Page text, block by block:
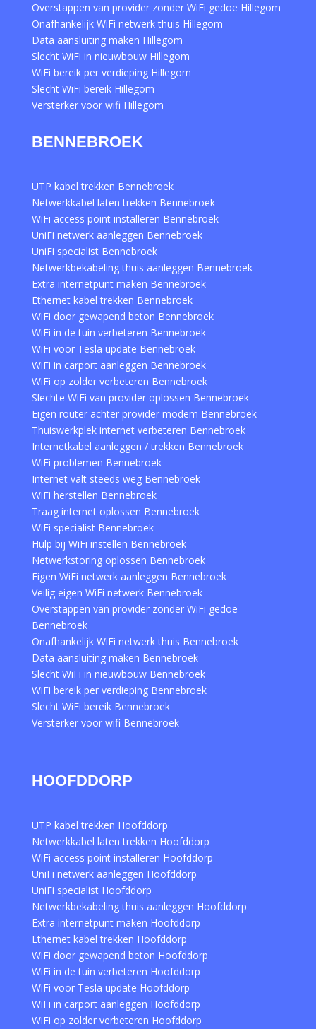
Overstappen van provider zonder WiFi gedoe Hillegom
Onafhankelijk WiFi netwerk thuis Hillegom
Data aansluiting maken Hillegom
Slecht WiFi in nieuwbouw Hillegom
WiFi bereik per verdieping Hillegom
Slecht WiFi bereik Hillegom
Versterker voor wifi Hillegom
BENNEBROEK
UTP kabel trekken Bennebroek
Netwerkkabel laten trekken Bennebroek
WiFi access point installeren Bennebroek
UniFi netwerk aanleggen Bennebroek
UniFi specialist Bennebroek
Netwerkbekabeling thuis aanleggen Bennebroek
Extra internetpunt maken Bennebroek
Ethernet kabel trekken Bennebroek
WiFi door gewapend beton Bennebroek
WiFi in de tuin verbeteren Bennebroek
WiFi voor Tesla update Bennebroek
WiFi in carport aanleggen Bennebroek
WiFi op zolder verbeteren Bennebroek
Slechte WiFi van provider oplossen Bennebroek
Eigen router achter provider modem Bennebroek
Thuiswerkplek internet verbeteren Bennebroek
Internetkabel aanleggen / trekken Bennebroek
WiFi problemen Bennebroek
Internet valt steeds weg Bennebroek
WiFi herstellen Bennebroek
Traag internet oplossen Bennebroek
WiFi specialist Bennebroek
Hulp bij WiFi instellen Bennebroek
Netwerkstoring oplossen Bennebroek
Eigen WiFi netwerk aanleggen Bennebroek
Veilig eigen WiFi netwerk Bennebroek
Overstappen van provider zonder WiFi gedoe
Bennebroek
Onafhankelijk WiFi netwerk thuis Bennebroek
Data aansluiting maken Bennebroek
Slecht WiFi in nieuwbouw Bennebroek
WiFi bereik per verdieping Bennebroek
Slecht WiFi bereik Bennebroek
Versterker voor wifi Bennebroek
HOOFDDORP
UTP kabel trekken Hoofddorp
Netwerkkabel laten trekken Hoofddorp
WiFi access point installeren Hoofddorp
UniFi netwerk aanleggen Hoofddorp
UniFi specialist Hoofddorp
Netwerkbekabeling thuis aanleggen Hoofddorp
Extra internetpunt maken Hoofddorp
Ethernet kabel trekken Hoofddorp
WiFi door gewapend beton Hoofddorp
WiFi in de tuin verbeteren Hoofddorp
WiFi voor Tesla update Hoofddorp
WiFi in carport aanleggen Hoofddorp
WiFi op zolder verbeteren Hoofddorp